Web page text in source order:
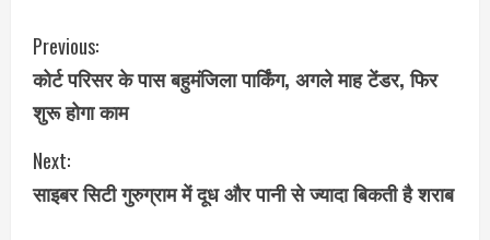
Previous:
कोर्ट परिसर के पास बहुमंजिला पार्किंग, अगले माह टेंडर, फिर
शुरू होगा काम
Next:
साइबर सिटी गुरुग्राम में दूध और पानी से ज्यादा बिकती है शराब